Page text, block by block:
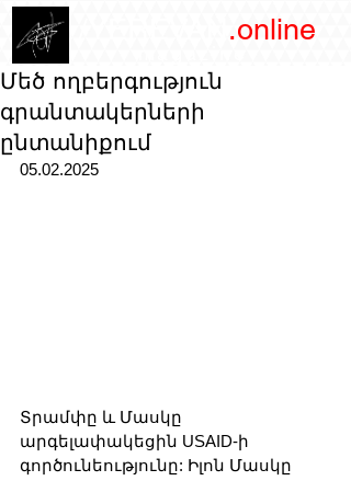
.online
Մեծ ողբերգություն
գրանտակերների
ընտանիքում
05.02.2025
Տրամփը և Մասկը
արգելափակեցին USAID-ի
գործունեությունը: Իլոն Մասկը